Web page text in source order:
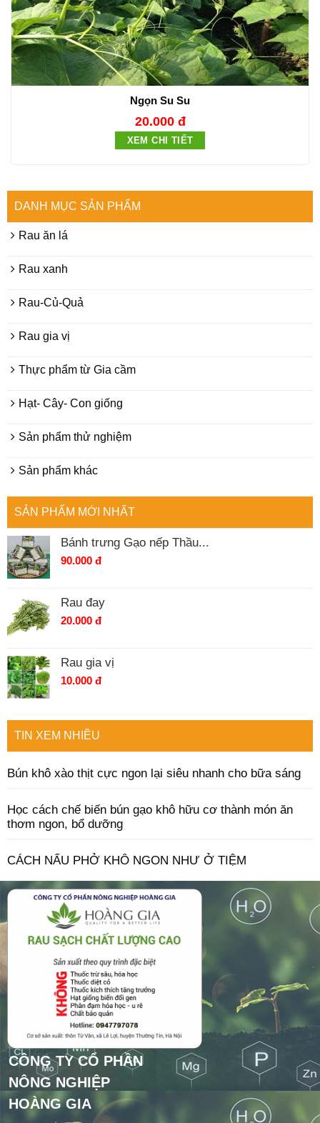
Ngọn Su Su
20.000 đ
XEM CHI TIẾT
DANH MỤC SẢN PHẨM
Rau ăn lá
Rau xanh
Rau-Củ-Quả
Rau gia vị
Thực phẩm từ Gia cầm
Hạt- Cây- Con giống
Sản phẩm thử nghiệm
Sản phẩm khác
SẢN PHẨM MỚI NHẤT
Bánh trưng Gạo nếp Thầu...
90.000 đ
Rau đay
20.000 đ
Rau gia vị
10.000 đ
TIN XEM NHIỀU
Bún khô xào thịt cực ngon lại siêu nhanh cho bữa sáng
Học cách chế biến bún gạo khô hữu cơ thành món ăn
thơm ngon, bổ dưỡng
CÁCH NẤU PHỞ KHÔ NGON NHƯ Ở TIỆM
CÔNG TY CỔ PHẦN
NÔNG NGHIỆP
HOÀNG GIA